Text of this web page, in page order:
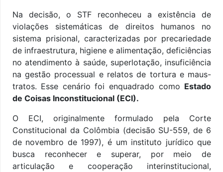
Na decisão, o STF reconheceu a existência de
violações sistemáticas de direitos humanos no
sistema prisional, caracterizadas por precariedade
de infraestrutura, higiene e alimentação, deficiências
no atendimento à saúde, superlotação, insuficiência
na gestão processual e relatos de tortura e maus-
tratos. Esse cenário foi enquadrado como Estado
de Coisas Inconstitucional (ECI).
O ECI, originalmente formulado pela Corte
Constitucional da Colômbia (decisão SU-559, de 6
de novembro de 1997), é um instituto jurídico que
busca reconhecer e superar, por meio de
articulação e cooperação interinstitucional,